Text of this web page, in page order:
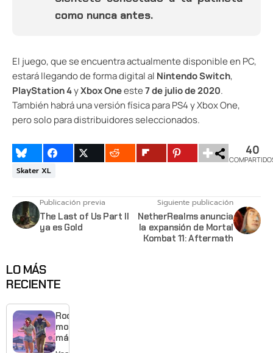
como nunca antes.
El juego, que se encuentra actualmente disponible en PC,
estará llegando de forma digital al Nintendo Switch,
PlayStation 4yXbox Oneeste7 de julio de 2020.
También habrá una versión física para PS4 y Xbox One,
pero solo para distribuidores seleccionados.
40
Skater XL
Publicación previa
The Last of Us Part II
ya es Gold
Siguiente publicación
NetherRealms anuncia
la expansión de Mortal
Kombat 11: Aftermath
LO MÁS
RECIENTE
Rockstar
mostrará
más de
GTA 6 en